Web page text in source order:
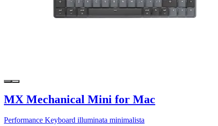
MX Mechanical Mini for Mac
Performance Keyboard illuminata minimalista